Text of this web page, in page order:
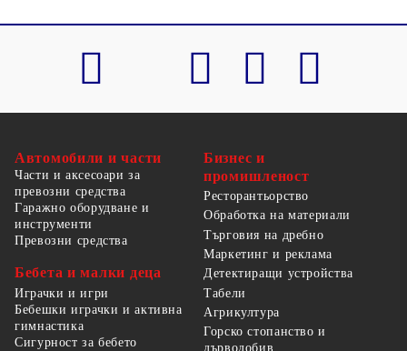
Автомобили и части
Части и аксесоари за
превозни средства
Гаражно оборудване и
инструменти
Превозни средства
Бебета и малки деца
Играчки и игри
Бебешки играчки и активна
гимнастика
Сигурност за бебето
Бизнес и
промишленост
Ресторантьорство
Обработка на материали
Търговия на дребно
Маркетинг и реклама
Детектиращи устройства
Табели
Агрикултура
Горско стопанство и
дърводобив